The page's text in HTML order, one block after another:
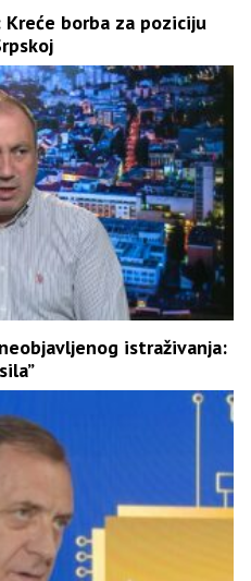
Kreće borba za poziciju
istraživanja: